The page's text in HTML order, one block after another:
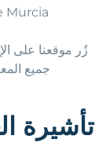
Murcia
زُر موقعنا على
جميع
تأشيرة